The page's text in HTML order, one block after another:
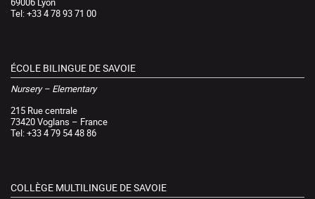
Tel: +33 4 78 93 71 00
ÉCOLE BILINGUE DE SAVOIE
Nursery – Elementary
215 Rue centrale
73420 Voglans – France
Tel: +33 4 79 54 48 86
COLLÈGE MULTILINGUE DE SAVOIE